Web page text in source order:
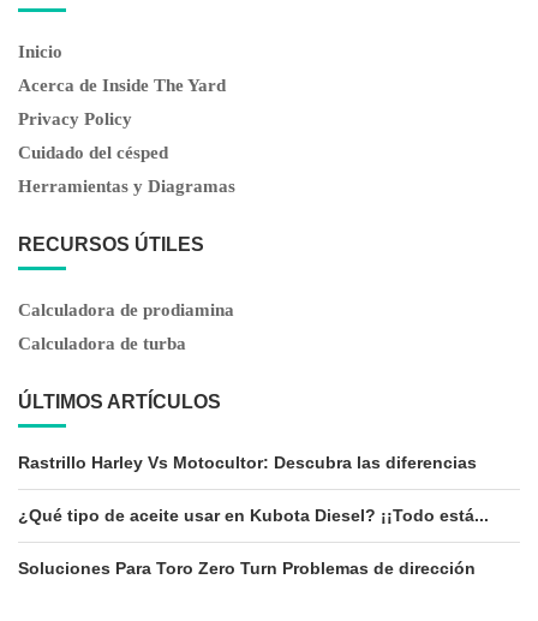
Inicio
Acerca de Inside The Yard
Privacy Policy
Cuidado del césped
Herramientas y Diagramas
RECURSOS ÚTILES
Calculadora de prodiamina
Calculadora de turba
ÚLTIMOS ARTÍCULOS
Rastrillo Harley Vs Motocultor: Descubra las diferencias
¿Qué tipo de aceite usar en Kubota Diesel? ¡¡Todo está...
Soluciones Para Toro Zero Turn Problemas de dirección